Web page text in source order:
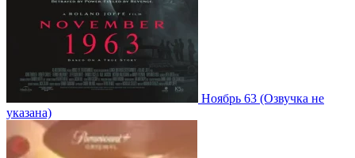
Ноябрь 63 (Озвучка не
указана)